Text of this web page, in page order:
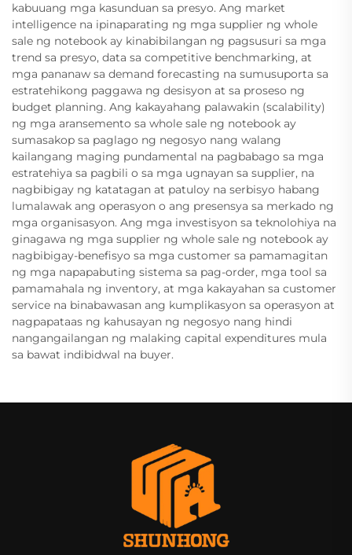
kabuuang mga kasunduan sa presyo. Ang market
intelligence na ipinaparating ng mga supplier ng whole
sale ng notebook ay kinabibilangan ng pagsusuri sa mga
trend sa presyo, data sa competitive benchmarking, at
mga pananaw sa demand forecasting na sumusuporta sa
estratehikong paggawa ng desisyon at sa proseso ng
budget planning. Ang kakayahang palawakin (scalability)
ng mga aransemento sa whole sale ng notebook ay
sumasakop sa paglago ng negosyo nang walang
kailangang maging pundamental na pagbabago sa mga
estratehiya sa pagbili o sa mga ugnayan sa supplier, na
nagbibigay ng katatagan at patuloy na serbisyo habang
lumalawak ang operasyon o ang presensya sa merkado ng
mga organisasyon. Ang mga investisyon sa teknolohiya na
ginagawa ng mga supplier ng whole sale ng notebook ay
nagbibigay-benefisyo sa mga customer sa pamamagitan
ng mga napapabuting sistema sa pag-order, mga tool sa
pamamahala ng inventory, at mga kakayahan sa customer
service na binabawasan ang kumplikasyon sa operasyon at
nagpapataas ng kahusayan ng negosyo nang hindi
nangangailangan ng malaking capital expenditures mula
sa bawat indibidwal na buyer.